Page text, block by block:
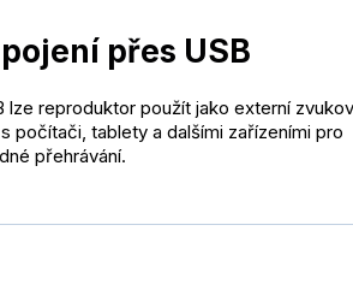
přes USB
reproduktor použít jako externí
počítači, tablety a dalšími zařízeními pro
přehrávání.